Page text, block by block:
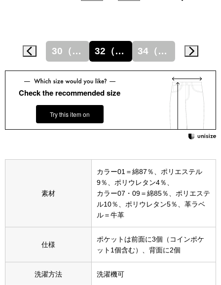
ズ
ウオッチ／
ウオッチ
ネックレス
ブレスレット
ファッション
ネクタイ
28（71） 30（76） 32（81） 34（86）
Check the recommended size
Try this item on
素材
カラー01＝綿87％、ポリエステル
9％、ポリウレタン4％、
カラー07・09＝綿85％、ポリエステ
ル10％、ポリウレタン5％、革ラベ
ル＝牛革
仕様
ポケットは前面に3個（コインポケ
ット1個含む）、背面に2個
洗濯方法 洗濯機可